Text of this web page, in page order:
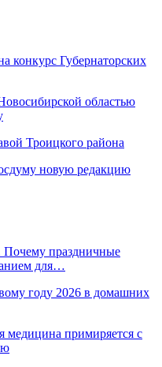
конкурс Губернаторских
областью
Троицкого района
новую редакцию
Почему праздничные
для…
году 2026 в домашних
медицина примиряется с